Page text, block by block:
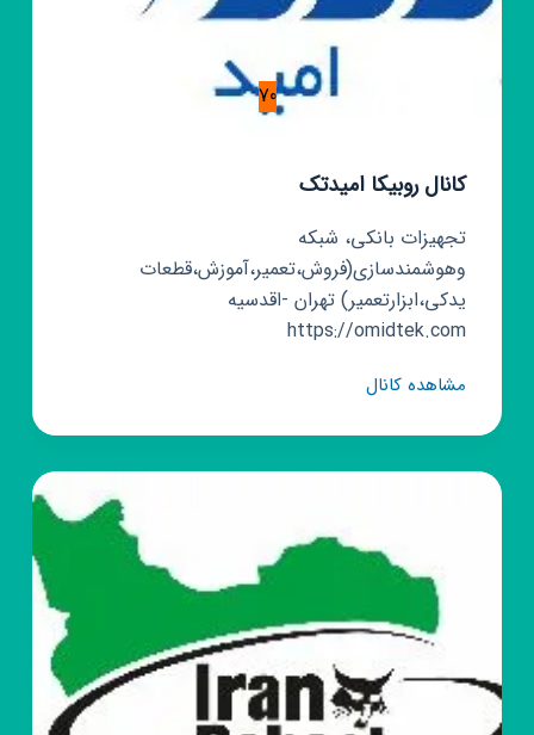
70
کانال روبیکا امیدتک
تجهیزات بانکی، شبکه
وهوشمندسازی(فروش،تعمیر،آموزش،قطعات
یدکی،ابزارتعمیر) تهران -اقدسیه
https://omidtek.com
مشاهده کانالکانال
امیدتک